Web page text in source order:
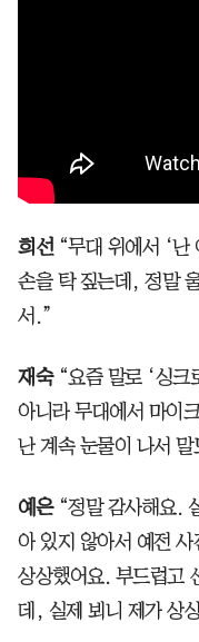
희선“무대 위에서 ‘난
손을 탁 짚는데, 정말
서.”
재숙“요즘 말로 ‘싱크
아니라 무대에서 마이
난 계속 눈물이 나서 말
예은“정말 감사해요.
아 있지 않아서 예전
상상했어요. 부드럽고
데, 실제 뵈니 제가 상